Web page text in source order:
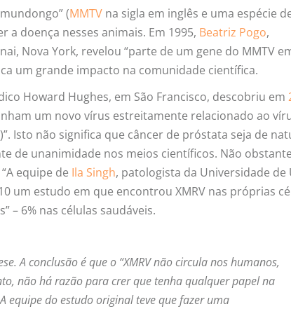
(MMTV na sigla em inglês e uma espécie
doença nesses animais. Em 1995, Beatriz Pogo,
Nova York, revelou “parte de um gene do MMTV
um grande impacto na comunidade científica.
Howard Hughes, em São Francisco, descobriu em
um novo vírus estreitamente relacionado ao
Isto não significa que câncer de próstata seja de
de unanimidade nos meios científicos. Não
equipe de Ila Singh, patologista da Universidade de
um estudo em que encontrou XMRV nas próprias
– 6% nas células saudáveis.
A conclusão é que o “XMRV não circula nos humanos,
não há razão para crer que tenha qualquer papel na
equipe do estudo original teve que fazer uma